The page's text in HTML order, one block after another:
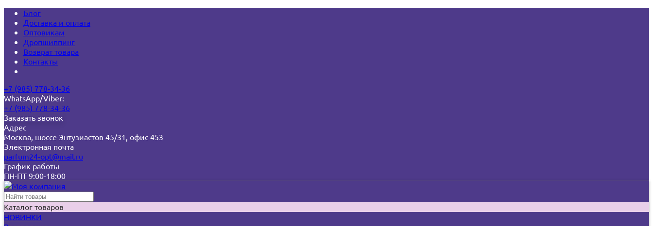
Блог
Доставка и оплата
Оптовикам
Дропшиппинг
Возврат товара
Контакты
+7 (985) 778-34-36
WhatsApp/Viber:
+7 (985) 778-34-36
Заказать звонок
Адрес
Москва, шоссе Энтузиастов 45/31, офис 453
Электронная почта
parfum24-opt@mail.ru
График работы
ПН-ПТ 9:00-18:00
Каталог товаров
НОВИНКИ